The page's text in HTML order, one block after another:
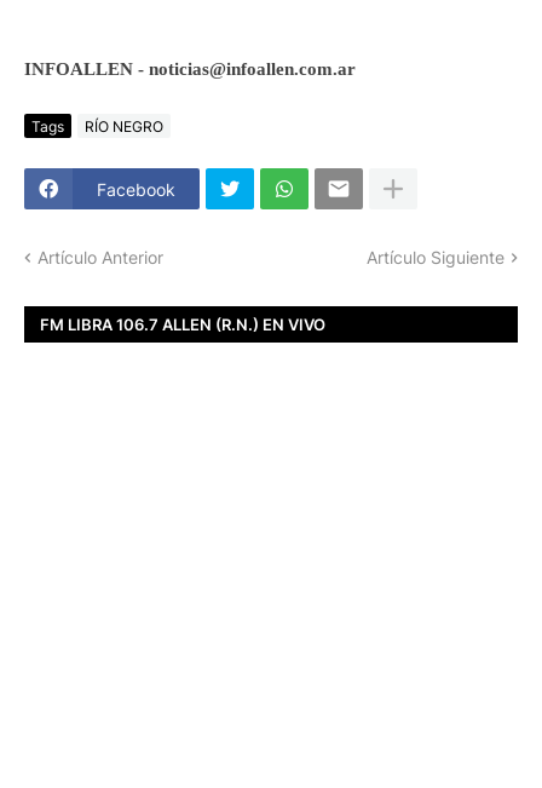
INFOALLEN - noticias@infoallen.com.ar
Tags RÍO NEGRO
Facebook
Artículo Anterior Artículo Siguiente
FM LIBRA 106.7 ALLEN (R.N.) EN VIVO